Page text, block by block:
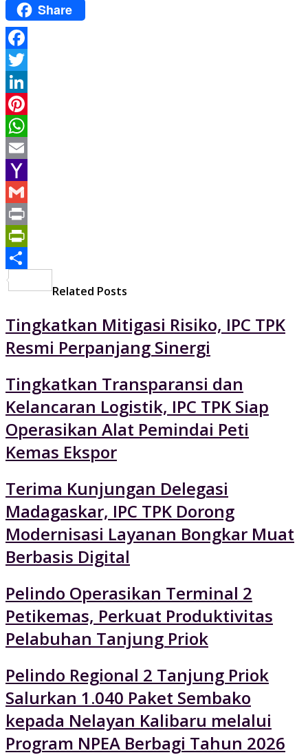
Share
Facebook
Twitter
LinkedIn
Pinterest
WhatsApp
Email
Yahoo
Mail
Gmail
Print
PrintFriendly
Related Posts
Tingkatkan Mitigasi Risiko, IPC TPK
Resmi Perpanjang Sinergi
Tingkatkan Transparansi dan
Kelancaran Logistik, IPC TPK Siap
Operasikan Alat Pemindai Peti
Kemas Ekspor
Terima Kunjungan Delegasi
Madagaskar, IPC TPK Dorong
Modernisasi Layanan Bongkar Muat
Berbasis Digital
Pelindo Operasikan Terminal 2
Petikemas, Perkuat Produktivitas
Pelabuhan Tanjung Priok
Pelindo Regional 2 Tanjung Priok
Salurkan 1.040 Paket Sembako
kepada Nelayan Kalibaru melalui
Program NPEA Berbagi Tahun 2026